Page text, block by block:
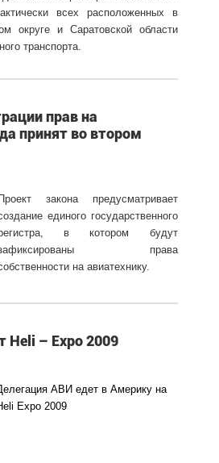
всех расположенных в
округе и Саратовской области
транспорта.
прав на
принят во втором
Проект закона предусматривает
единого государственного
в котором будут
права
на авиатехнику.
Heli – Expo 2009
АВИ едет в Америку на
Expo 2009